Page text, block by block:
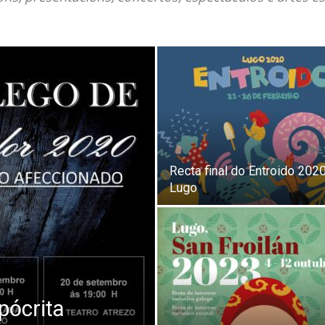
Recta final do Entroido
Lugo